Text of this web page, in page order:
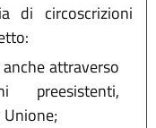
di circoscrizioni
attraverso